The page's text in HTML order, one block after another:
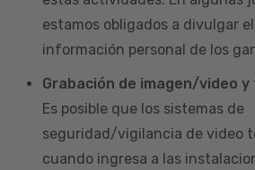
estamos obligados a divulgar
información personal de los
Grabación de imagen/video
Es posible que los sistemas de
seguridad/vigilancia de video
cuando ingresa a las